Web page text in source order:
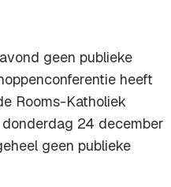
geen publieke
heeft
Rooms-Katholiek
24 december
geen publieke